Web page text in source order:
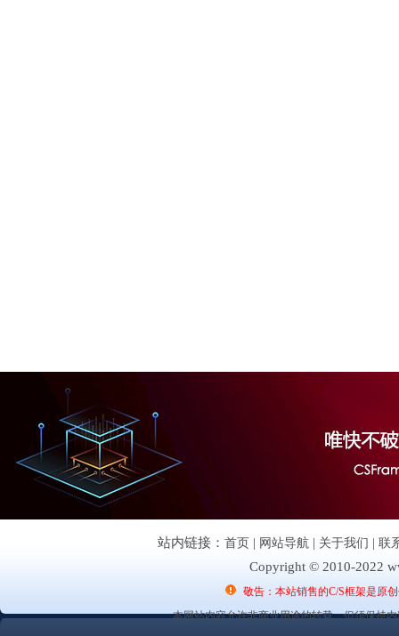
站内链接： 首页 | 网站导航 | 关于我们 | 联
Copyright © 2010-2022
敬告：本站销售的C/S框架是原
本网站内容允许非商业用途的转载，但须保持